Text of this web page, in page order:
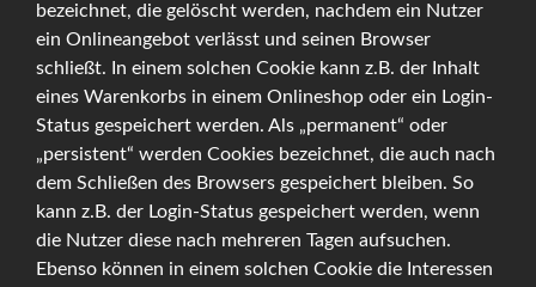
bezeichnet, die gelöscht werden, nachdem ein Nutzer
ein Onlineangebot verlässt und seinen Browser
schließt. In einem solchen Cookie kann z.B. der Inhalt
eines Warenkorbs in einem Onlineshop oder ein Login-
Status gespeichert werden. Als „permanent“ oder
„persistent“ werden Cookies bezeichnet, die auch nach
dem Schließen des Browsers gespeichert bleiben. So
kann z.B. der Login-Status gespeichert werden, wenn
die Nutzer diese nach mehreren Tagen aufsuchen.
Ebenso können in einem solchen Cookie die Interessen